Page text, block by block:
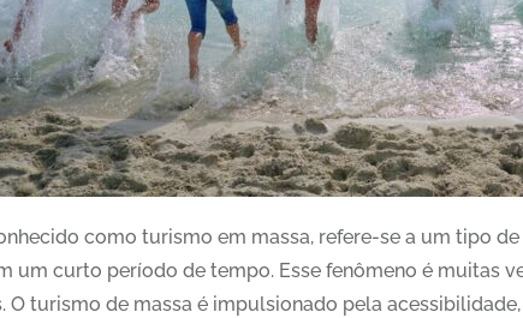
como turismo em massa, refere-se a um tipo
um curto período de tempo. Esse fenômeno é muitas
O turismo de massa é impulsionado pela